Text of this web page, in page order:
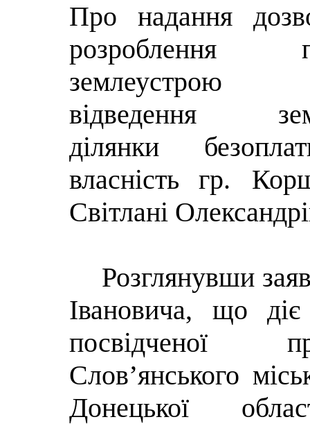
Про надання
розроблення
землеустрою
відведення
ділянки
власність
гр.
Світлані
Розглянувши
Івановича, що діє
посвідченої
Слов’янського
Донецької